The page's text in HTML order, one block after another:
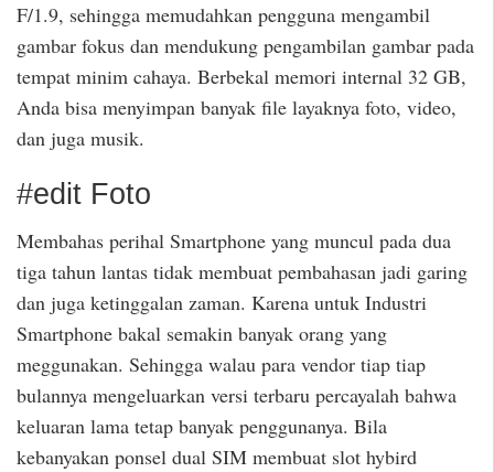
F/1.9, sehingga memudahkan pengguna mengambil
gambar fokus dan mendukung pengambilan gambar pada
tempat minim cahaya. Berbekal memori internal 32 GB,
Anda bisa menyimpan banyak file layaknya foto, video,
dan juga musik.
#edit Foto
Membahas perihal Smartphone yang muncul pada dua
tiga tahun lantas tidak membuat pembahasan jadi garing
dan juga ketinggalan zaman. Karena untuk Industri
Smartphone bakal semakin banyak orang yang
meggunakan. Sehingga walau para vendor tiap tiap
bulannya mengeluarkan versi terbaru percayalah bahwa
keluaran lama tetap banyak penggunanya. Bila
kebanyakan ponsel dual SIM membuat slot hybird